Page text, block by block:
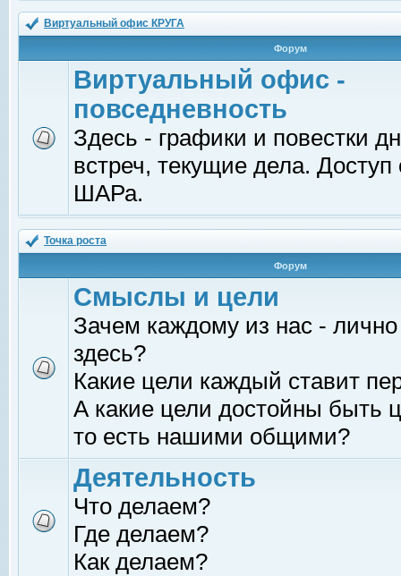
Виртуальный офис КРУГА
Форум
Виртуальный офис -
повседневность
Здесь - графики и повестки
встреч, текущие дела.
ШАРа.
Точка роста
Форум
Смыслы и цели
Зачем каждому из нас -
здесь?
Какие цели каждый ставит
А какие цели достойны быть
то есть нашими общими?
Деятельность
Что делаем?
Где делаем?
Как делаем?